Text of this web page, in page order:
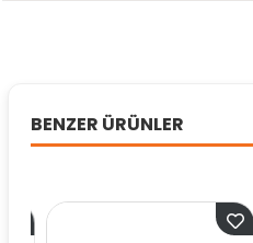
BENZER ÜRÜNLER